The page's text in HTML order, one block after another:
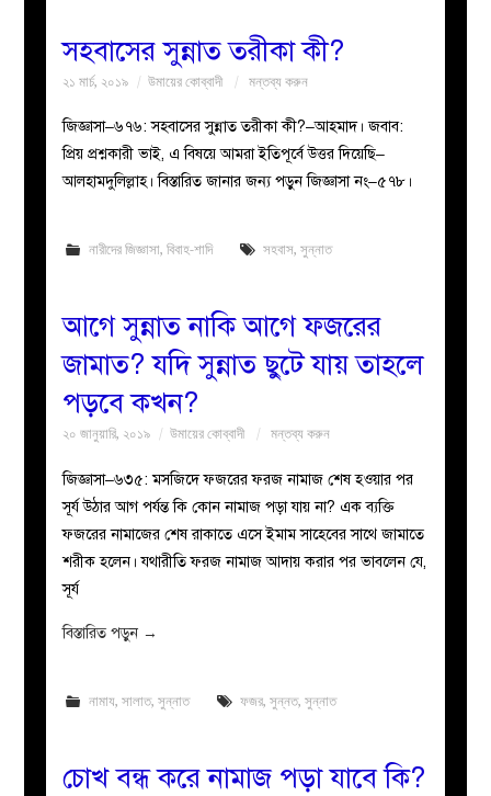
সহবাসের সুন্নাত তরীকা কী?
২১ মার্চ, ২০১৯ উমায়ের কোব্বাদী মন্তব্য করুন
জিজ্ঞাসা–৬৭৬: সহবাসের সুন্নাত তরীকা কী?–আহমাদ। জবাব:
প্রিয় প্রশ্নকারী ভাই, এ বিষয়ে আমরা ইতিপূর্বে উত্তর দিয়েছি–
আলহামদুলিল্লাহ। বিস্তারিত জানার জন্য পড়ুন জিজ্ঞাসা নং–৫৭৮।
নারীদের জিজ্ঞাসা, বিবাহ-শাদি সহবাস, সুন্নাত
আগে সুন্নাত নাকি আগে ফজরের
জামাত? যদি সুন্নাত ছুটে যায় তাহলে
পড়বে কখন?
২০ জানুয়ারি, ২০১৯ উমায়ের কোব্বাদী মন্তব্য করুন
জিজ্ঞাসা–৬৩৫: মসজিদে ফজরের ফরজ নামাজ শেষ হওয়ার পর
সূর্য উঠার আগ পর্যন্ত কি কোন নামাজ পড়া যায় না? এক ব্যক্তি
ফজরের নামাজের শেষ রাকাতে এসে ইমাম সাহেবের সাথে জামাতে
শরীক হলেন। যথারীতি ফরজ নামাজ আদায় করার পর ভাবলেন যে,
সূর্য
বিস্তারিত পড়ুন →
নামায, সালাত, সুন্নাত ফজর, সুন্নত, সুন্নাত
চোখ বন্ধ করে নামাজ পড়া যাবে কি?